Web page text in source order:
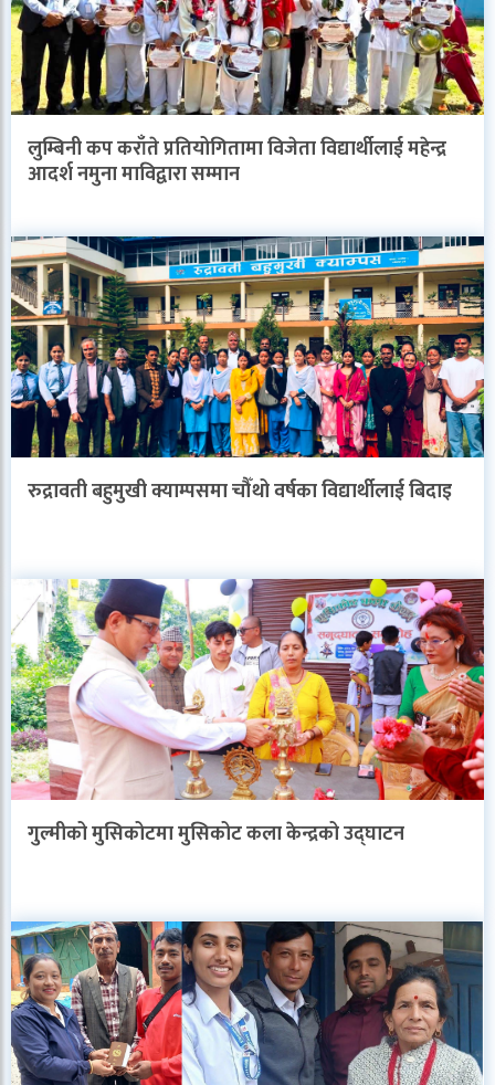
लुम्बिनी कप कराँते प्रतियोगितामा विजेता विद्यार्थीलाई महेन्द्र
आदर्श नमुना माविद्वारा सम्मान
रुद्रावती बहुमुखी क्याम्पसमा चौँथो वर्षका विद्यार्थीलाई बिदाइ
गुल्मीको मुसिकोटमा मुसिकोट कला केन्द्रको उद्घाटन